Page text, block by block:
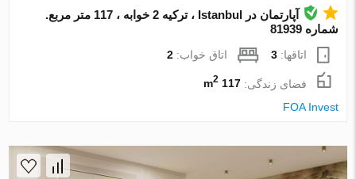
آپارتمان در Istanbul ، ترکیه 2 خوابه ، 117 متر مربع.
شماره 81939
اتاقها:3 اتاق خواب:2
فضای زندگی:117 m
2
FOA Invest